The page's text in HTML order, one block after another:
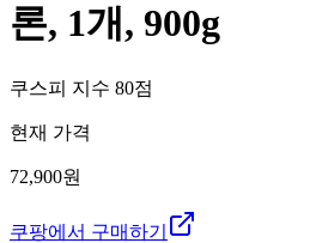
론, 1개, 900g
쿠스피 지수 80점
현재 가격
72,900원
쿠팡에서 구매하기